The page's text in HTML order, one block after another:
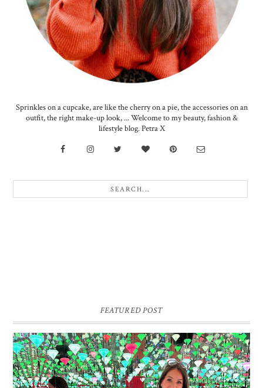
Sprinkles on a cupcake, are like the cherry on a pie, the accessories on an
outfit, the right make-up look, ... Welcome to my beauty, fashion &
lifestyle blog. Petra X
FEATURED POST